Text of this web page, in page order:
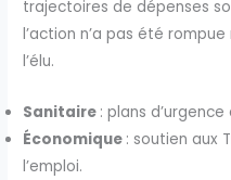
trajectoires de dépenses
l’action n’a pas été
l’élu.
Sanitaire : plans
Économique : soutien aux
l’emploi.